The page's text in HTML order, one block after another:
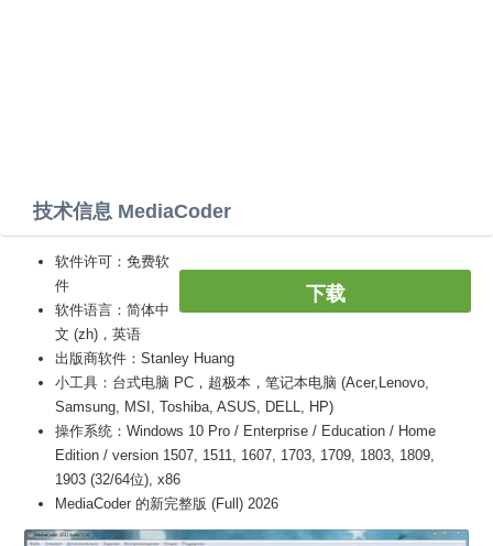
技术信息 MediaCoder
下载
软件许可：免费软
件
软件语言：简体中
文 (zh)，英语
出版商软件：Stanley Huang
小工具：台式电脑 PC，超极本，笔记本电脑 (Acer,Lenovo,
Samsung, MSI, Toshiba, ASUS, DELL, HP)
操作系统：Windows 10 Pro / Enterprise / Education / Home
Edition / version 1507, 1511, 1607, 1703, 1709, 1803, 1809,
1903 (32/64位), x86
MediaCoder 的新完整版 (Full) 2026